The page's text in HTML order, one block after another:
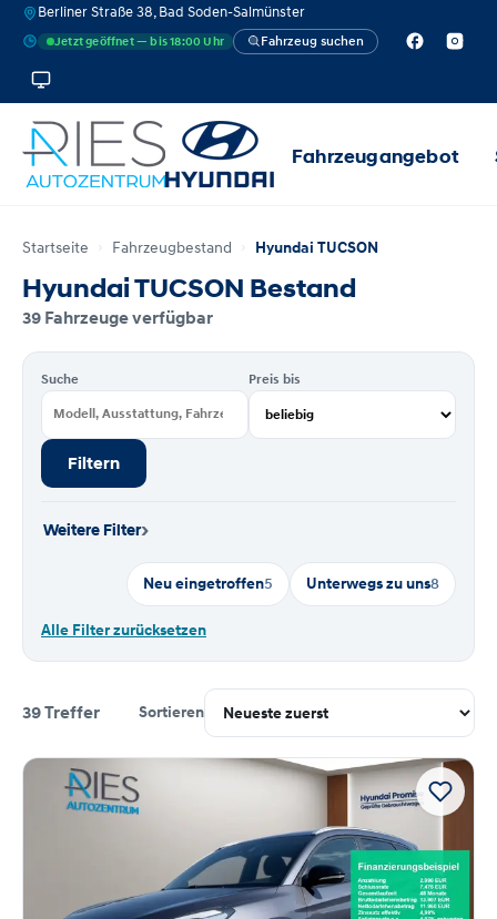
Berliner Straße 38, Bad Soden-Salmünster
Jetzt geöffnet — bis 18:00 Uhr Fahrzeug suchen
Fahrzeugangebot
Startseite Fahrzeugbestand Hyundai TUCSON
Hyundai TUCSON Bestand
39 Fahrzeuge verfügbar
Suche Preis bis
Filtern
Weitere Filter›
Neu eingetroffen5 Unterwegs zu uns8
Alle Filter zurücksetzen
39 Treffer Sortieren
Suchergebnisse